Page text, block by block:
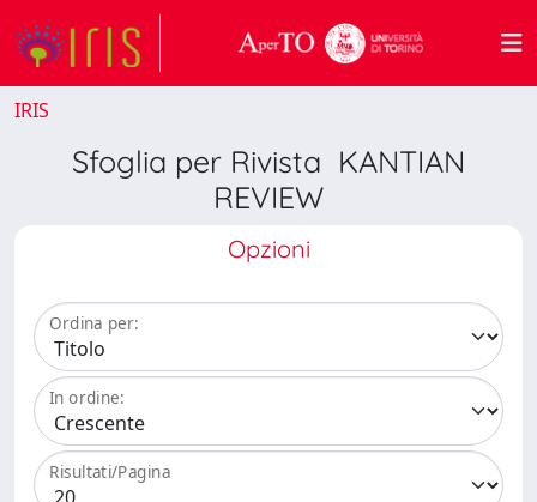
IRIS
Sfoglia per Rivista KANTIAN
REVIEW
Opzioni
Ordina per:
In ordine:
Risultati/Pagina